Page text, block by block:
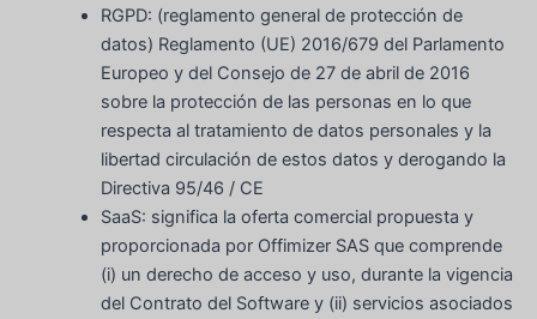
RGPD: (reglamento general de protección de
datos) Reglamento (UE) 2016/679 del Parlamento
Europeo y del Consejo de 27 de abril de 2016
sobre la protección de las personas en lo que
respecta al tratamiento de datos personales y la
libertad circulación de estos datos y derogando la
Directiva 95/46 / CE
SaaS: significa la oferta comercial propuesta y
proporcionada por Offimizer SAS que comprende
(i) un derecho de acceso y uso, durante la vigencia
del Contrato del Software y (ii) servicios asociados